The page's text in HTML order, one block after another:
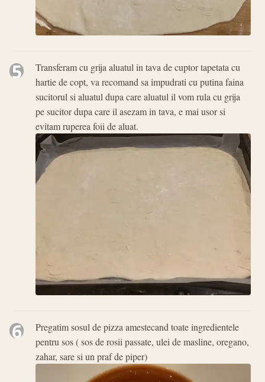
5
Transferam cu grija aluatul in tava de cuptor tapetata cu
hartie de copt, va recomand sa impudrati cu putina faina
sucitorul si aluatul dupa care aluatul il vom rula cu grija
pe sucitor dupa care il asezam in tava, e mai usor si
evitam ruperea foii de aluat.
6
Pregatim sosul de pizza amestecand toate ingredientele
pentru sos ( sos de rosii passate, ulei de masline, oregano,
zahar, sare si un praf de piper)